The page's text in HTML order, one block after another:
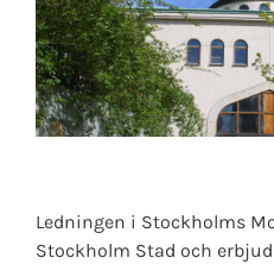
Ledningen i Stockholms
Stockholm Stad och